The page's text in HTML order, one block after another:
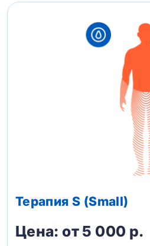
Терапия S (Small)
Цена: от 5 000 р.